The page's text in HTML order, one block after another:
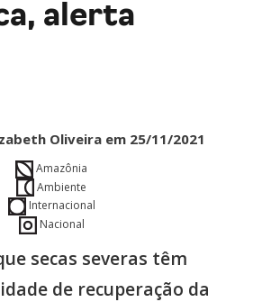
alerta
Oliveira em 25/11/2021
Amazônia
Ambiente
Internacional
Nacional
secas severas têm
de recuperação da